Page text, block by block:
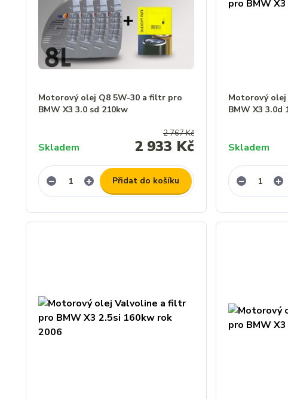
Motorový olej Q8 5W-30 a filtr pro
BMW X3 3.0 sd 210kw
2 767 Kč
2 933 Kč
Skladem
Přidat do košíku
Motorový
BMW X3 3.0d
Skladem